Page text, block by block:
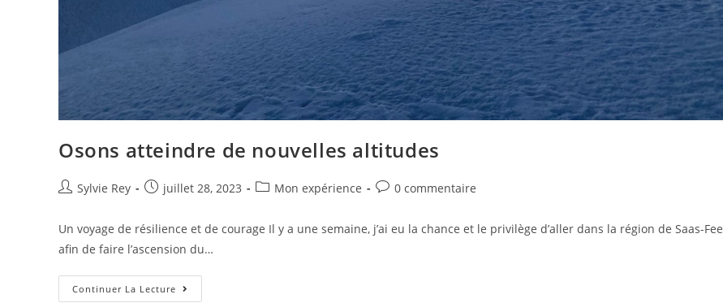
Osons atteindre de nouvelles altitudes
Sylvie Rey juillet 28, 2023 Mon expérience 0 commentaire
Un voyage de résilience et de courage Il y a une semaine, j’ai eu la chance et le privilège d’aller dans la région de Saas-Fee
afin de faire l’ascension du…
Continuer La Lecture